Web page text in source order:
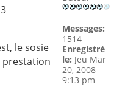
le sosie
prestation
Messages:
1514
Enregistré
le: Jeu Mar
20, 2008
9:13 pm